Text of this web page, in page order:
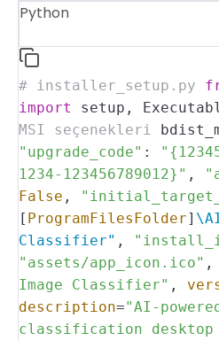
Python
# installer_setup.py
import
setup,
MSI seçenekleri
"upgrade_code" :
1234-123456789012}" ,
False ,
[ ProgramFilesFolder]
Classifier" ,
"assets/app_icon.ico" ,
Image Classifier" ,
description="AI-
classification